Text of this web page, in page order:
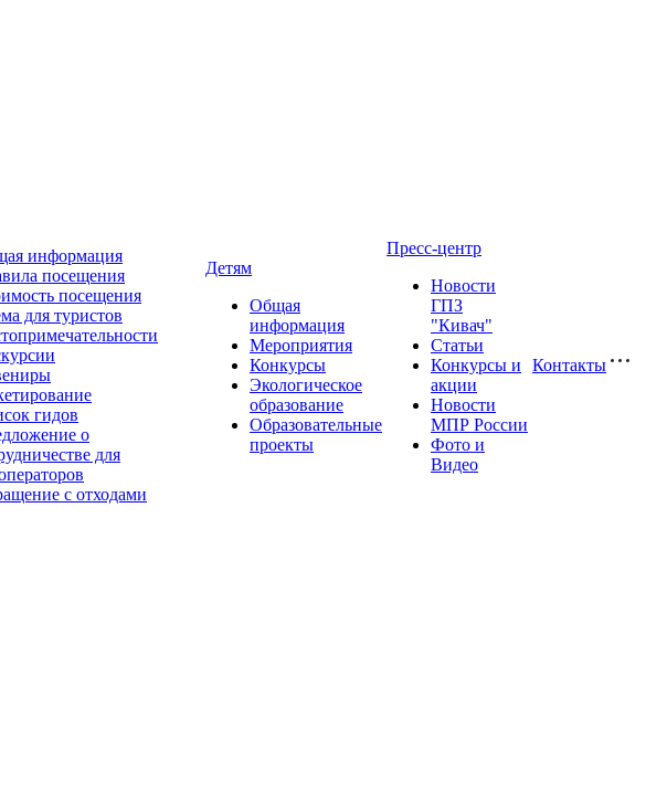
информация
посещения
посещения
для туристов
гидов
о
для
с отходами
Детям
Общая
информация
Мероприятия
Конкурсы
Экологическое
образование
Образовательные
проекты
Пресс-центр
Новости
ГПЗ
"Кивач"
Статьи
Конкурсы и
акции
Новости
МПР России
Фото и
Видео
Контакты